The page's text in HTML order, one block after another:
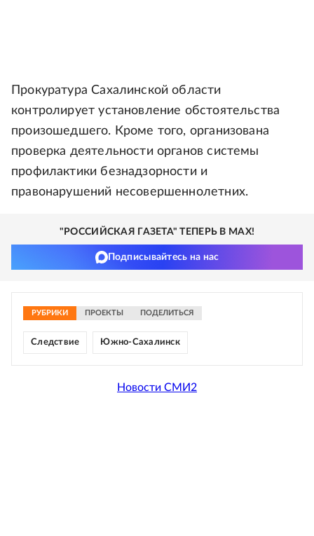
Прокуратура Сахалинской области
контролирует установление обстоятельства
произошедшего. Кроме того, организована
проверка деятельности органов системы
профилактики безнадзорности и
правонарушений несовершеннолетних.
"РОССИЙСКАЯ ГАЗЕТА" ТЕПЕРЬ В MAX!
Подписывайтесь на нас
РУБРИКИ ПРОЕКТЫ ПОДЕЛИТЬСЯ
Следствие Южно-Сахалинск
Новости СМИ2